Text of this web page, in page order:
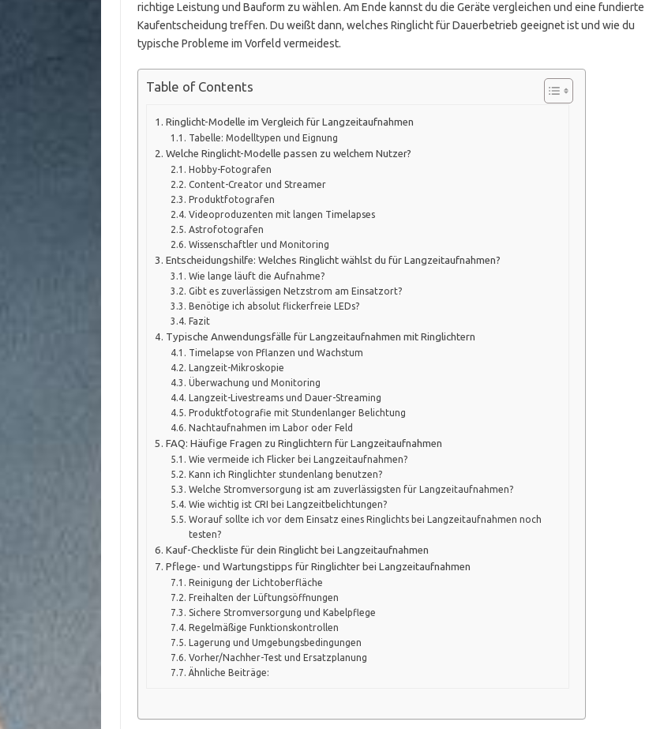
richtige Leistung und Bauform zu wählen. Am Ende kannst du die Geräte vergleichen und eine fundierte
Kaufentscheidung treffen. Du weißt dann, welches Ringlicht für Dauerbetrieb geeignet ist und wie du
typische Probleme im Vorfeld vermeidest.
Table of Contents
Ringlicht-Modelle im Vergleich für Langzeitaufnahmen
Tabelle: Modelltypen und Eignung
Welche Ringlicht-Modelle passen zu welchem Nutzer?
Hobby-Fotografen
Content-Creator und Streamer
Produktfotografen
Videoproduzenten mit langen Timelapses
Astrofotografen
Wissenschaftler und Monitoring
Entscheidungshilfe: Welches Ringlicht wählst du für Langzeitaufnahmen?
Wie lange läuft die Aufnahme?
Gibt es zuverlässigen Netzstrom am Einsatzort?
Benötige ich absolut flickerfreie LEDs?
Fazit
Typische Anwendungsfälle für Langzeitaufnahmen mit Ringlichtern
Timelapse von Pflanzen und Wachstum
Langzeit-Mikroskopie
Überwachung und Monitoring
Langzeit-Livestreams und Dauer-Streaming
Produktfotografie mit Stundenlanger Belichtung
Nachtaufnahmen im Labor oder Feld
FAQ: Häufige Fragen zu Ringlichtern für Langzeitaufnahmen
Wie vermeide ich Flicker bei Langzeitaufnahmen?
Kann ich Ringlichter stundenlang benutzen?
Welche Stromversorgung ist am zuverlässigsten für Langzeitaufnahmen?
Wie wichtig ist CRI bei Langzeitbelichtungen?
Worauf sollte ich vor dem Einsatz eines Ringlichts bei Langzeitaufnahmen noch
testen?
Kauf-Checkliste für dein Ringlicht bei Langzeitaufnahmen
Pflege- und Wartungstipps für Ringlichter bei Langzeitaufnahmen
Reinigung der Lichtoberfläche
Freihalten der Lüftungsöffnungen
Sichere Stromversorgung und Kabelpflege
Regelmäßige Funktionskontrollen
Lagerung und Umgebungsbedingungen
Vorher/Nachher-Test und Ersatzplanung
Ähnliche Beiträge: